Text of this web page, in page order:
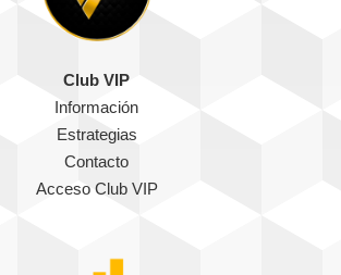
Club VIP
Información
Estrategias
Contacto
Acceso Club VIP